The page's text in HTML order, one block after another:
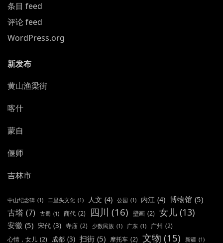
条目 feed
评论 feed
WordPress.org
新发布
黄山渔梁街
喀什
蒙自
偃师
吉林市
中山纪念碑 (1) 二里头文化 (1) 人文 (4) 公园 (1) 内江 (4) 博物馆 (5)
古塔 (7) 古蜀 (1) 商代 (2) 四川 (16) 壁画 (2) 女儿 (13)
安徽 (5) 宋代 (3) 寺庙 (2) 少数民族 (1) 广东 (1) 广州 (2)
心情，女儿 (2) 成都 (3) 扫街 (5) 摩托车 (2) 文物 (15) 新疆 (1)